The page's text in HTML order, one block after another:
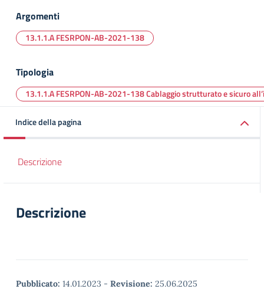
Argomenti
13.1.1.A FESRPON-AB-2021-138
Tipologia
13.1.1.A FESRPON-AB-2021-138 Cablaggio strutturato e sicuro
Indice della pagina
Descrizione
Descrizione
Pubblicato: 14.01.2023 - Revisione: 25.06.2025